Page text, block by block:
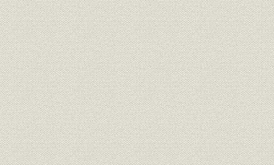
1――成熟市場における不変部門
2――事業の多角的展開
第4章 経営基盤の強化
1――新しい経営体制への移行
2――経営管理体制の強化
第5編 新しい時代に向けて